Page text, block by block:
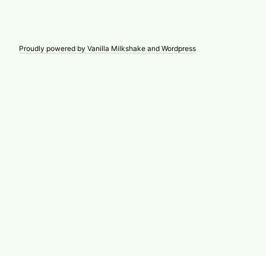
Proudly powered by Vanilla Milkshake and Wordpress